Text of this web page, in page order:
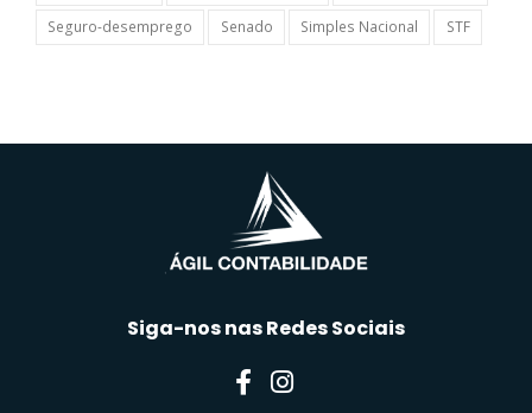
Seguro-desemprego
Senado Simples Nacional STF
Siga-nos nas Redes Sociais